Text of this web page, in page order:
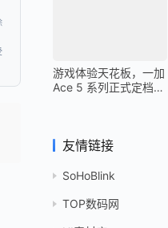
游戏体验天花板，一加
Ace 5 系列正式定档
友情链接
SoHoBlink
TOP数码网